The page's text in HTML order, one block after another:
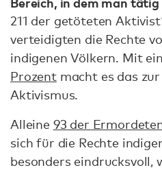
211 der getöteten
verteidigten die Rechte
indigenen Völkern. Mit
Prozentmacht es das
Aktivismus.
Alleine 93 der
sich für die Rechte
besonders eindrucksvoll,